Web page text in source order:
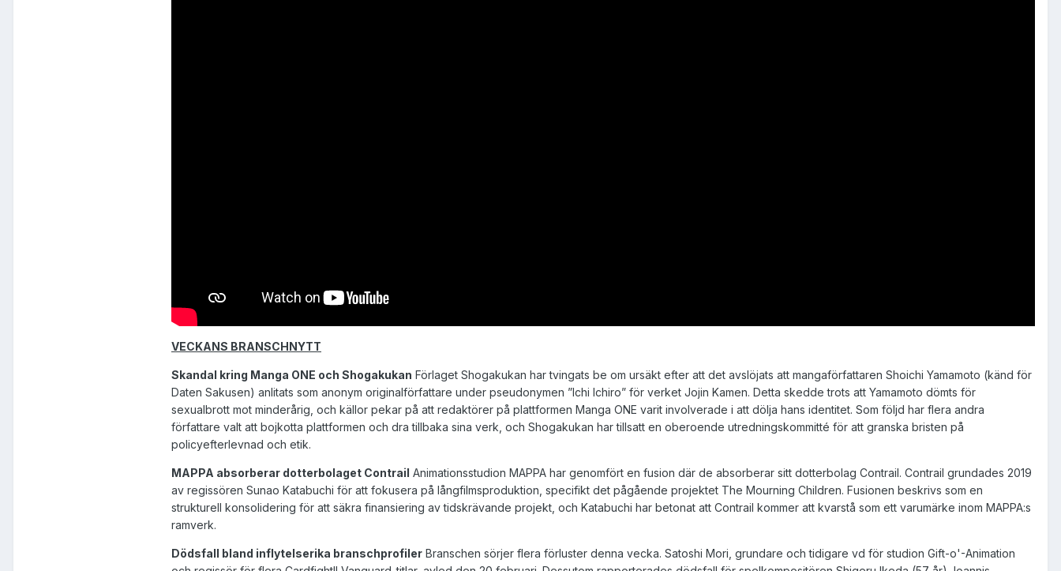
VECKANS BRANSCHNYTT
Skandal kring Manga ONE och Shogakukan Förlaget Shogakukan har tvingats be om ursäkt efter att det avslöjats att mangaförfattaren Shoichi Yamamoto (känd för
Daten Sakusen) anlitats som anonym originalförfattare under pseudonymen ”Ichi Ichiro” för verket Jojin Kamen. Detta skedde trots att Yamamoto dömts för
sexualbrott mot minderårig, och källor pekar på att redaktörer på plattformen Manga ONE varit involverade i att dölja hans identitet. Som följd har flera andra
författare valt att bojkotta plattformen och dra tillbaka sina verk, och Shogakukan har tillsatt en oberoende utredningskommitté för att granska bristen på
policyefterlevnad och etik.
MAPPA absorberar dotterbolaget Contrail Animationsstudion MAPPA har genomfört en fusion där de absorberar sitt dotterbolag Contrail. Contrail grundades 2019
av regissören Sunao Katabuchi för att fokusera på långfilmsproduktion, specifikt det pågående projektet The Mourning Children. Fusionen beskrivs som en
strukturell konsolidering för att säkra finansiering av tidskrävande projekt, och Katabuchi har betonat att Contrail kommer att kvarstå som ett varumärke inom MAPPA:s
ramverk.
Dödsfall bland inflytelserika branschprofiler Branschen sörjer flera förluster denna vecka. Satoshi Mori, grundare och tidigare vd för studion Gift-o'-Animation